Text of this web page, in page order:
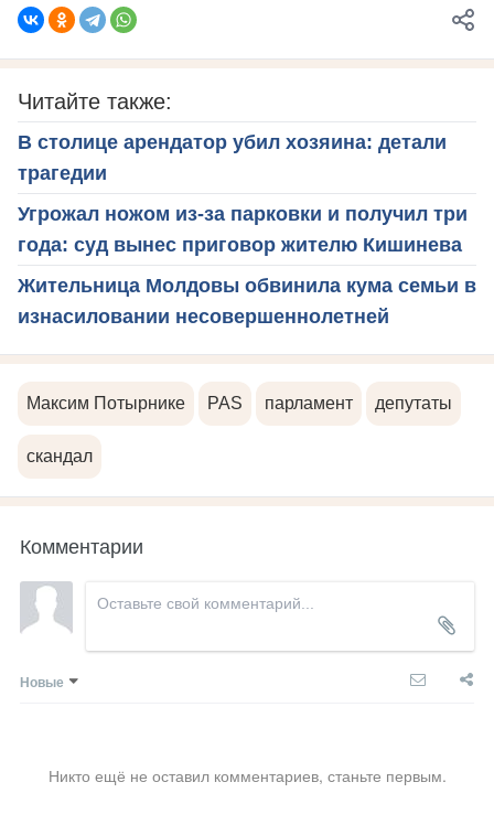
Читайте также:
В столице арендатор убил хозяина: детали
трагедии
Угрожал ножом из-за парковки и получил три
года: суд вынес приговор жителю Кишинева
Жительница Молдовы обвинила кума семьи в
изнасиловании несовершеннолетней
Максим Потырнике PAS парламент депутаты
скандал
Комментарии
Новые
Никто ещё не оставил комментариев, станьте первым.